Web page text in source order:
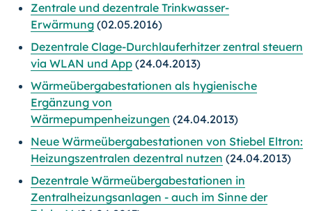
Zentrale und dezentrale Trinkwasser-
Erwärmung (02.05.2016)
Dezentrale Clage-Durchlauferhitzer zentral steuern
via WLAN und App (24.04.2013)
Wärmeübergabestationen als hygienische
Ergänzung von
Wärmepumpenheizungen (24.04.2013)
Neue Wärmeübergabestationen von Stiebel Eltron:
Heizungszentralen dezentral nutzen (24.04.2013)
Dezentrale Wärmeübergabestationen in
Zentralheizungsanlagen - auch im Sinne der